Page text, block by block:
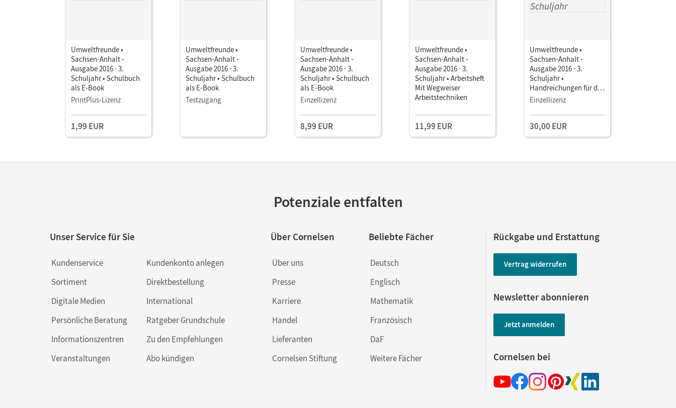
Umweltfreunde •
Sachsen-Anhalt -
Ausgabe 2016 · 3.
Schuljahr • Schulbuch
als E-Book
PrintPlus-Lizenz
1,99 EUR
Umweltfreunde •
Sachsen-Anhalt -
Ausgabe 2016 · 3.
Schuljahr • Schulbuch
als E-Book
Testzugang
Umweltfreunde •
Sachsen-Anhalt -
Ausgabe 2016 · 3.
Schuljahr • Schulbuch
als E-Book
Einzellizenz
8,99 EUR
Umweltfreunde •
Sachsen-Anhalt -
Ausgabe 2016 · 3.
Schuljahr • Arbeitsheft
Mit Wegweiser
Arbeitstechniken
11,99 EUR
Umweltfreunde •
Sachsen-Anhalt -
Ausgabe 2016 · 3.
Schuljahr •
Handreichungen für den
Unterricht als
Unterrichtskommentar
und Kopiervorlagen
Einzellizenz
30,00 EUR
Potenziale entfalten
Unser Service für Sie
Kundenservice
Sortiment
Digitale Medien
Persönliche Beratung
Informationszentren
Veranstaltungen
Kundenkonto anlegen
Direktbestellung
International
Ratgeber Grundschule
Zu den Empfehlungen
Abo kündigen
Über Cornelsen
Über uns
Presse
Karriere
Handel
Lieferanten
Cornelsen Stiftung
Beliebte Fächer
Deutsch
Englisch
Mathematik
Französisch
DaF
Weitere Fächer
Rückgabe und Erstattung
Vertrag widerrufen
Newsletter abonnieren
Jetzt anmelden
Cornelsen bei